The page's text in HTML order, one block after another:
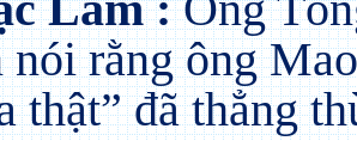
nói rằng ông
thật” đã thẳng